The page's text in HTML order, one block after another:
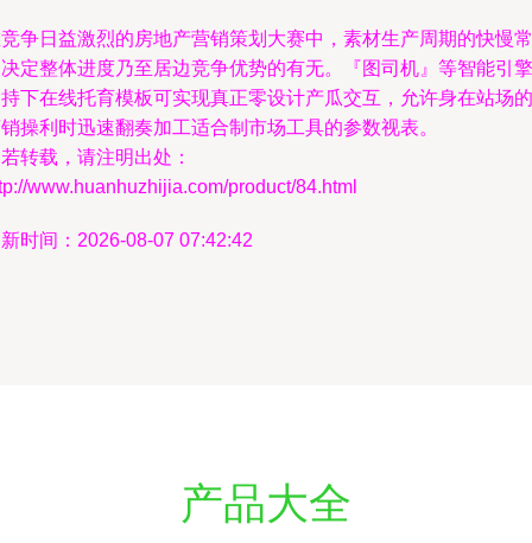
争日益激烈的房地产营销策划大赛中，素材生产周期的快慢常
定整体进度乃至居边竞争优势的有无。『图司机』等智能引擎
下在线托育模板可实现真正零设计产瓜交互，允许身在站场的
操利时迅速翻奏加工适合制市场工具的参数视表。
转载，请注明出处：
www.huanhuzhijia.com/product/84.html
时间：2026-08-07 07:42:42
产品大全